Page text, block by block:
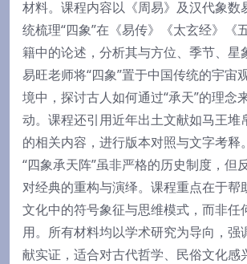
材料。课程内容以《周易》及汉代象数
统梳理“四象”在《易传》《太玄经》《
籍中的论述，分析其与方位、季节、星
易旺老师将“四象”置于中国传统的宇宙
境中，探讨古人如何通过“承天”的理念
动。课程还引用近年出土文献如马王堆
的相关内容，进行版本对照与文字考释
“四象承天阵”虽非严格的历史制度，但
对经典的重构与演绎。课程重点在于帮
文化中的符号象征与思维模式，而非任
用。所有材料均以学术研究为导向，强
献实证，适合对古代哲学、民俗文化感